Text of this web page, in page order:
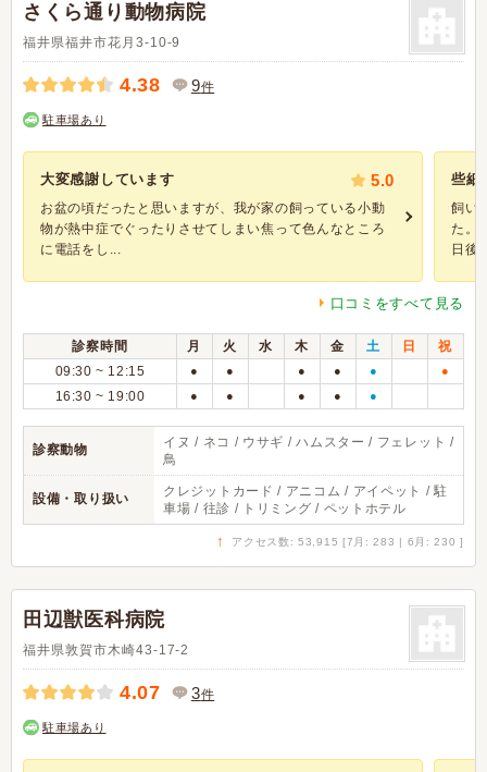
さくら通り動物病院
福井県福井市花月3-10-9
4.38 9件
駐車場あり
大変感謝しています 5.0
お盆の頃だったと思いますが、我が家の飼っている小動
物が熱中症でぐったりさせてしまい焦って色んなところ
に電話をし...
些細
飼い
た。
日後
口コミをすべて見る
診察時間 月 火 水 木 金 土 日
祝
09:30 ~ 12:15
● ● ● ● ● ●
16:30 ~ 19:00 ● ● ● ● ●
診察動物
イヌ / ネコ / ウサギ / ハムスター / フェレット /
鳥
設備・取り扱い
クレジットカード / アニコム / アイペット / 駐
車場 / 往診 / トリミング / ペットホテル
↑ アクセス数: 53,915 [7月: 283 | 6月: 230 ]
田辺獣医科病院
福井県敦賀市木崎43-17-2
4.07 3件
駐車場あり